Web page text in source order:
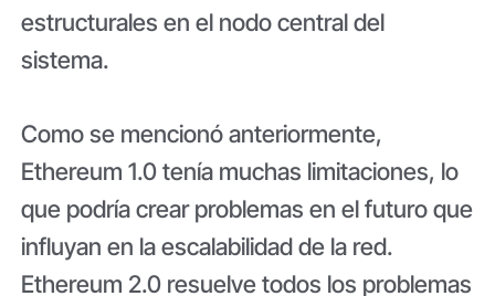
estructurales en el nodo central del
sistema.
Como se mencionó anteriormente,
Ethereum 1.0 tenía muchas limitaciones, lo
que podría crear problemas en el futuro que
influyan en la escalabilidad de la red.
Ethereum 2.0 resuelve todos los problemas